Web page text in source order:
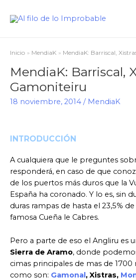
Inicio MendiaK MendiaK: Barriscal,
MendiaK: Barriscal,
Gamoniteiru
18 noviembre, 2014 / MendiaK
INTRODUCCIÓN
A cualquiera que le preguntes
responderá, en caso de que
de los puertos más duros que la
España ha coronado. Y lo es, sin
duras rampas de hasta el 23,5%
famosa Cueña le Cabres.
Pero a parte de eso el Angliru es
Sierra de Aramo, donde
cimas principales de mas de
como son: Gamonal, Xistras,